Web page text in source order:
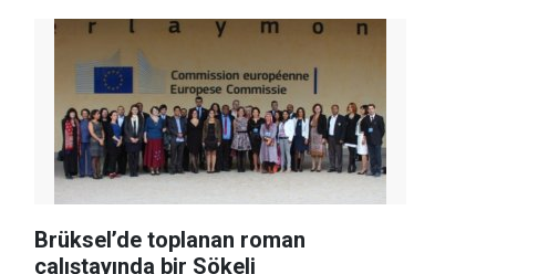
Brüksel’de toplanan roman
çalıştayında bir Sökeli